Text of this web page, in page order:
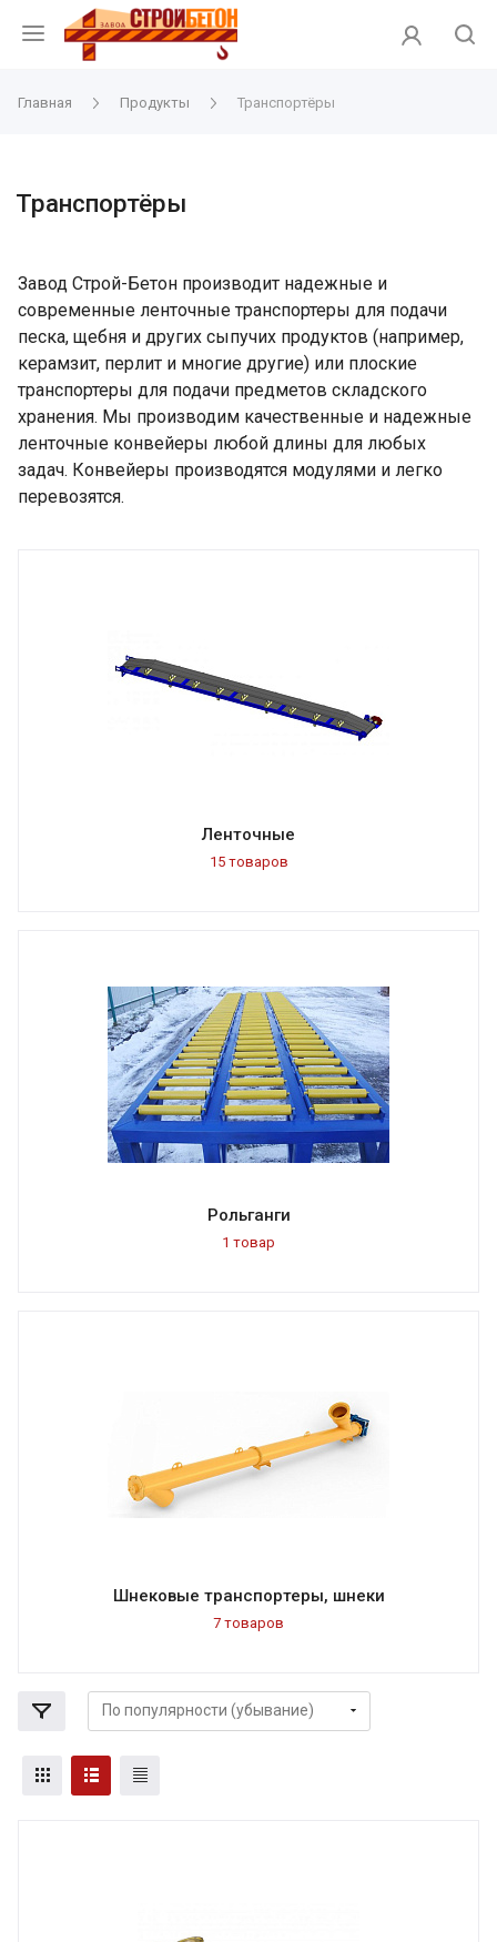
Главная Продукты Транспортёры
Транспортёры
Завод Строй-Бетон производит надежные и
современные ленточные транспортеры для подачи
песка, щебня и других сыпучих продуктов (например,
керамзит, перлит и многие другие) или плоские
транспортеры для подачи предметов складского
хранения. Мы производим качественные и надежные
ленточные конвейеры любой длины для любых
задач. Конвейеры производятся модулями и легко
перевозятся.
Ленточные
15 товаров
Рольганги
1 товар
Шнековые транспортеры, шнеки
7 товаров